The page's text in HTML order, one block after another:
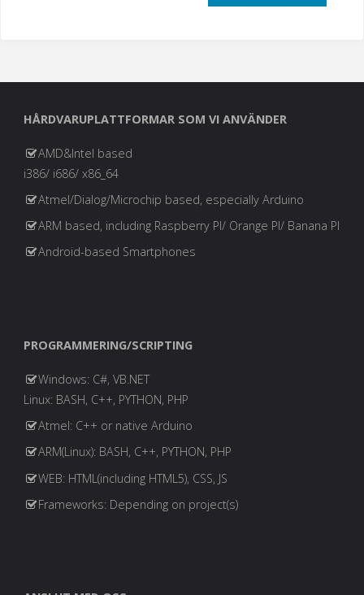
HÅRDVARUPLATTFORMAR SOM VI ANVÄNDER
AMD&Intel based
i386/ i686/ x86_64
Atmel/Dialog/Microchip based, especially Arduino
ARM based, including Raspberry PI/ Orange PI/ Banana PI
Android-based Smartphones
PROGRAMMERING/SCRIPTING
Windows: C#, VB.NET
Linux: BASH, C++, PYTHON, PHP
Atmel: C++ or native Arduino
ARM(Linux): BASH, C++, PYTHON, PHP
WEB: HTML(including HTML5), CSS, JS
Frameworks: Depending on project(s)